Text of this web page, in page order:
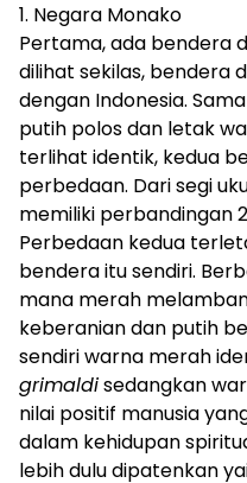
1. Negara Monako
Pertama,ada bendera
dilihat sekilas, bendera
dengan Indonesia. Sama
putih polos dan letak
terlihat identik, kedua
perbedaan. Dari segi
memiliki perbandingan
Perbedaan kedua
bendera itu sendiri. B
mana merah
keberanian dan putih
sendiri warna merah
grimaldisedangkan
nilai positif manusia
dalam kehidupan
lebih dulu dipatenkan